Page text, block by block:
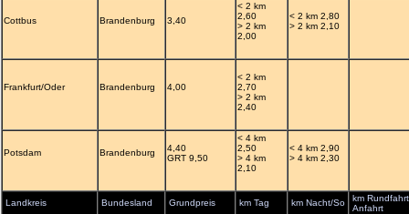
Cottbus Brandenburg 3,40
< 2 km
2,60
> 2 km
2,00
< 2 km 2,80
> 2 km 2,10
Frankfurt/Oder Brandenburg 4,00
< 2 km
2,70
> 2 km
2,40
Potsdam Brandenburg
4,40
GRT 9,50
< 4 km
2,50
> 4 km
2,10
< 4 km 2,90
> 4 km 2,30
Landkreis Bundesland Grundpreis km Tag km Nacht/So
km
Anfahrt